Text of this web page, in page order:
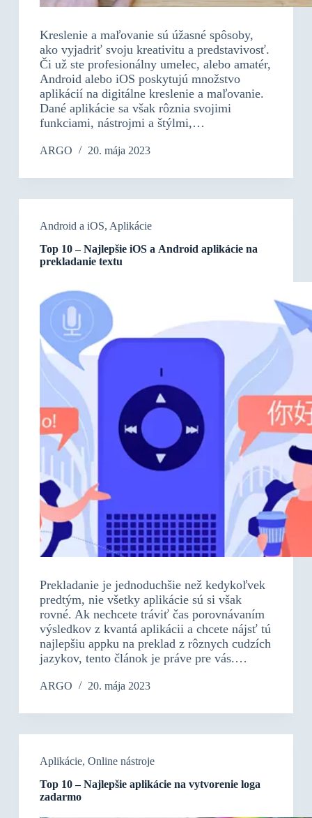
Kreslenie a maľovanie sú úžasné spôsoby,
ako vyjadriť svoju kreativitu a predstavivosť.
Či už ste profesionálny umelec, alebo amatér,
Android alebo iOS poskytujú množstvo
aplikácií na digitálne kreslenie a maľovanie.
Dané aplikácie sa však rôznia svojimi
funkciami, nástrojmi a štýlmi,…
ARGO 20. mája 2023
Android a iOS, Aplikácie
Top 10 – Najlepšie iOS a Android aplikácie na
prekladanie textu
Prekladanie je jednoduchšie než kedykoľvek
predtým, nie všetky aplikácie sú si však
rovné. Ak nechcete tráviť čas porovnávaním
výsledkov z kvantá aplikácii a chcete nájsť tú
najlepšiu appku na preklad z rôznych cudzích
jazykov, tento článok je práve pre vás.…
ARGO 20. mája 2023
Aplikácie, Online nástroje
Top 10 – Najlepšie aplikácie na vytvorenie loga
zadarmo